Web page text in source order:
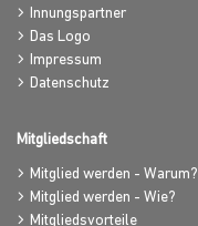
Innungspartner
Das Logo
Impressum
Datenschutz
Mitgliedschaft
Mitglied werden - Warum?
Mitglied werden - Wie?
Mitgliedsvorteile